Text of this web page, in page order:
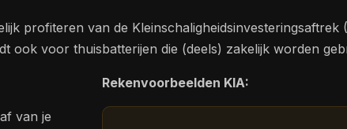
profiteren van de Kleinschaligheidsinvesteringsaftrek
ook voor thuisbatterijen die (deels) zakelijk worden
van je
Rekenvoorbeelden KIA: